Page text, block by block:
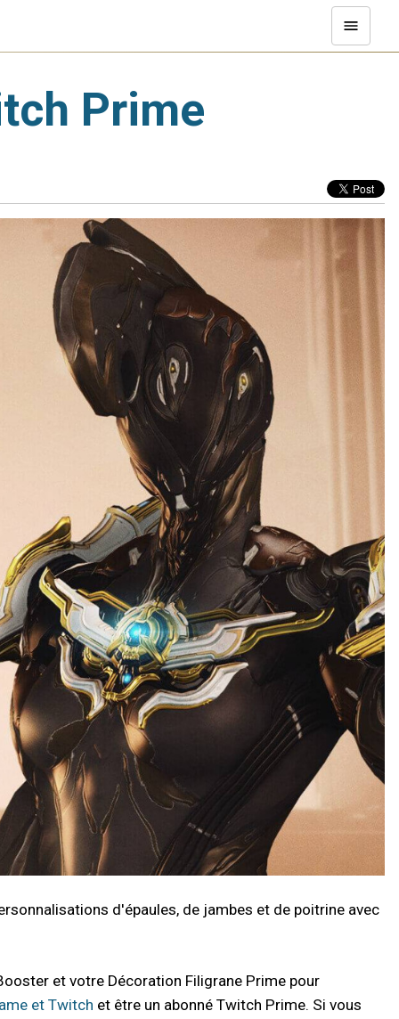
Prime
d'épaules, de jambes et de poitrine avec
et votre Décoration Filigrane Prime pour
et Twitch et être un abonné Twitch Prime. Si vous